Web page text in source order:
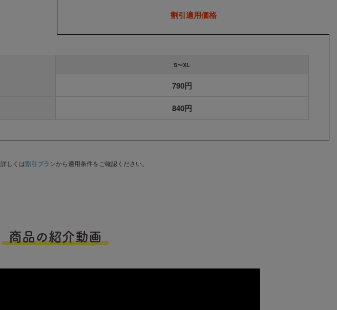
割引適用価格
S〜XL
790円
840円
しくは割引プランから適用条件をご確認ください。
商品の紹介動画